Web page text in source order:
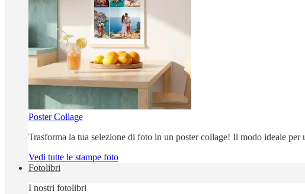
Poster Collage
Trasforma la tua selezione di foto in un poster collage! Il modo ideale
Vedi tutte le stampe foto
Fotolibri
I nostri fotolibri